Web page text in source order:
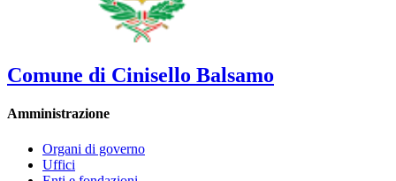
Comune di Cinisello Balsamo
Amministrazione
Organi di governo
Uffici